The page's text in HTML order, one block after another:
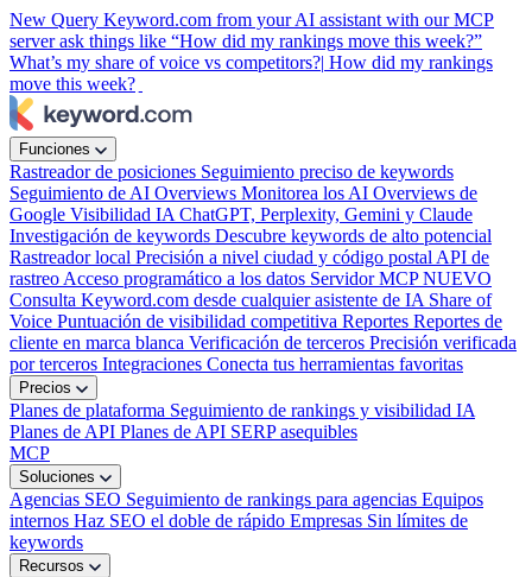
New Query Keyword.com from your AI assistant with our MCP
server ask things like “How did my rankings move this week?”
What’s my share of voice vs competitors?| How did my rankings
move this week?
Funciones
Rastreador de posiciones Seguimiento preciso de keywords
Seguimiento de AI Overviews Monitorea los AI Overviews de
Google Visibilidad IA ChatGPT, Perplexity, Gemini y Claude
Investigación de keywords Descubre keywords de alto potencial
Rastreador local Precisión a nivel ciudad y código postal API de
rastreo Acceso programático a los datos Servidor MCPNUEVO
Consulta Keyword.com desde cualquier asistente de IA Share of
Voice Puntuación de visibilidad competitiva Reportes Reportes de
cliente en marca blanca Verificación de terceros Precisión verificada
por terceros Integraciones Conecta tus herramientas favoritas
Precios
Planes de plataforma Seguimiento de rankings y visibilidad IA
Planes de API Planes de API SERP asequibles
MCP
Soluciones
Agencias SEO Seguimiento de rankings para agencias Equipos
internos Haz SEO el doble de rápido Empresas Sin límites de
keywords
Recursos